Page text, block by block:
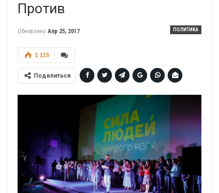
Против
ПОЛИТИКА
Обновлено Апр 25, 2017
1 115
Поделиться